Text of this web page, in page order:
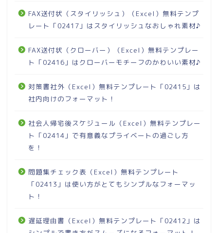
FAX送付状（スタイリッシュ）（Excel）無料テンプ
レート「02417」はスタイリッシュなおしゃれ素材♪
FAX送付状（クローバー）（Excel）無料テンプレー
ト「02416」はクローバーモチーフのかわいい素材♪
対策書社外（Excel）無料テンプレート「02415」は
社内向けのフォーマット！
社会人帰宅後スケジュール（Excel）無料テンプレー
ト「02414」で有意義なプライベートの過ごし方
を！
問題集チェック表（Excel）無料テンプレート
「02413」は使い方がとてもシンプルなフォーマッ
ト！
遅延理由書（Excel）無料テンプレート「02412」は